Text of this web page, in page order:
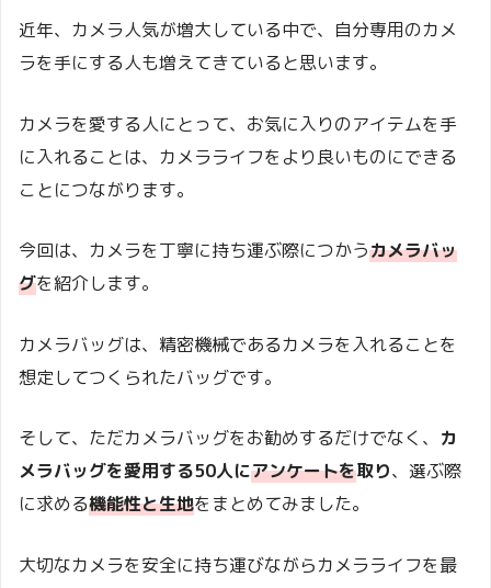
近年、カメラ人気が増大している中で、自分専用のカメ
ラを手にする人も増えてきていると思います。
カメラを愛する人にとって、お気に入りのアイテムを手
に入れることは、カメラライフをより良いものにできる
ことにつながります。
今回は、カメラを丁寧に持ち運ぶ際につかうカメラバッ
グを紹介します。
カメラバッグは、精密機械であるカメラを入れることを
想定してつくられたバッグです。
そして、ただカメラバッグをお勧めするだけでなく、 カ
メラバッグを愛用する50人にアンケートを取り、選ぶ際
に求める機能性と生地をまとめてみました。
大切なカメラを安全に持ち運びながらカメラライフを最